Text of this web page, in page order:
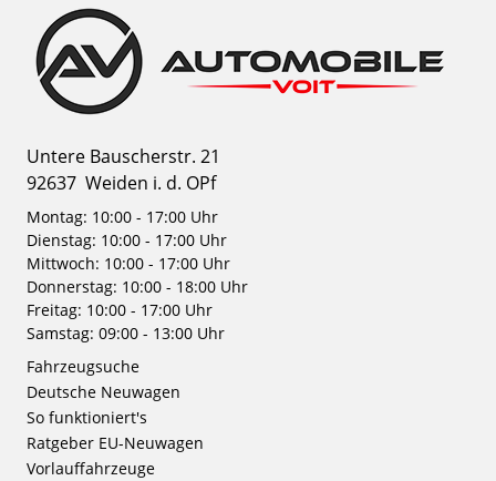
Untere Bauscherstr. 21
92637 Weiden i. d. OPf
Montag: 10:00 - 17:00 Uhr
Dienstag: 10:00 - 17:00 Uhr
Mittwoch: 10:00 - 17:00 Uhr
Donnerstag: 10:00 - 18:00 Uhr
Freitag: 10:00 - 17:00 Uhr
Samstag: 09:00 - 13:00 Uhr
Fahrzeugsuche
Deutsche Neuwagen
So funktioniert's
Ratgeber EU-Neuwagen
Vorlauffahrzeuge